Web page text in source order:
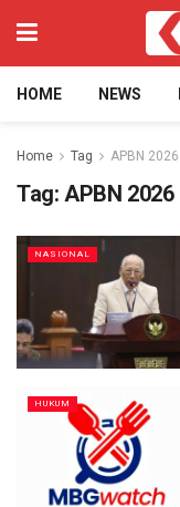
HOME NEWS
Home Tag APBN 2026
Tag: APBN 2026
NASIONAL
HUKUM